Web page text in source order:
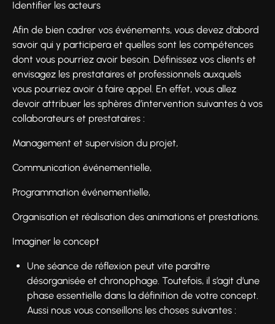
Identifier les acteurs
Afin de bien cadrer vos événements, vous devez d’abord
savoir qui y participera et quelles sont les compétences
dont vous pourriez avoir besoin. Définissez vos clients et
envisagez les prestataires et professionnels auxquels
vous pourriez avoir à faire appel. En effet, vous allez
devoir attribuer les sphères d’intervention suivantes à vos
collaborateurs et prestataires :
Management et supervision du projet,
Communication événementielle,
Programmation événementielle,
Organisation et réalisation des animations et prestations.
Imaginer le concept
Une séance de réflexion peut vite paraître
désorganisée et chronophage. Toutefois, il s’agit d’une
phase essentielle dans la définition de votre concept.
Aussi nous vous conseillons les choses suivantes :